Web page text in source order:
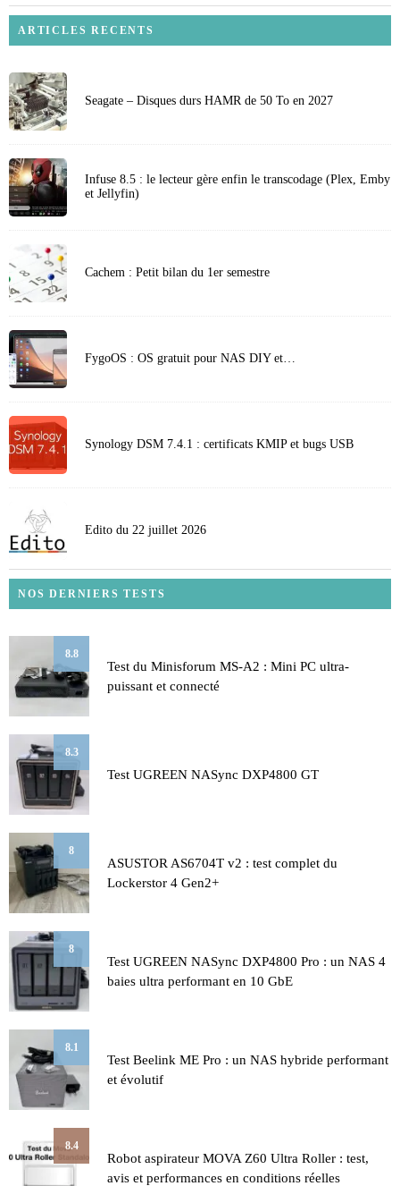
ARTICLES RECENTS
Seagate – Disques durs HAMR de 50 To en 2027
Infuse 8.5 : le lecteur gère enfin le transcodage (Plex, Emby
et Jellyfin)
Cachem : Petit bilan du 1er semestre
FygoOS : OS gratuit pour NAS DIY et…
Synology DSM 7.4.1 : certificats KMIP et bugs USB
Edito du 22 juillet 2026
NOS DERNIERS TESTS
8.8
Test du Minisforum MS-A2 : Mini PC ultra-
puissant et connecté
8.3
Test UGREEN NASync DXP4800 GT
8
ASUSTOR AS6704T v2 : test complet du
Lockerstor 4 Gen2+
8
Test UGREEN NASync DXP4800 Pro : un NAS 4
baies ultra performant en 10 GbE
8.1
Test Beelink ME Pro : un NAS hybride performant
et évolutif
8.4
Robot aspirateur MOVA Z60 Ultra Roller : test,
avis et performances en conditions réelles